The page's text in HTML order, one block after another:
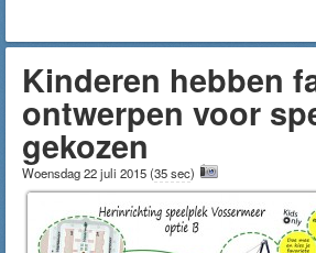
Kinderen hebben
ontwerpen voor
gekozen
Woensdag 22 juli 2015(35 sec)